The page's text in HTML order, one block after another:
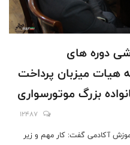
دوره های
هیات میزبان پرداخت
بزرگ موتورسواری
12487
آکادمی گفت: کار مهم و زیر